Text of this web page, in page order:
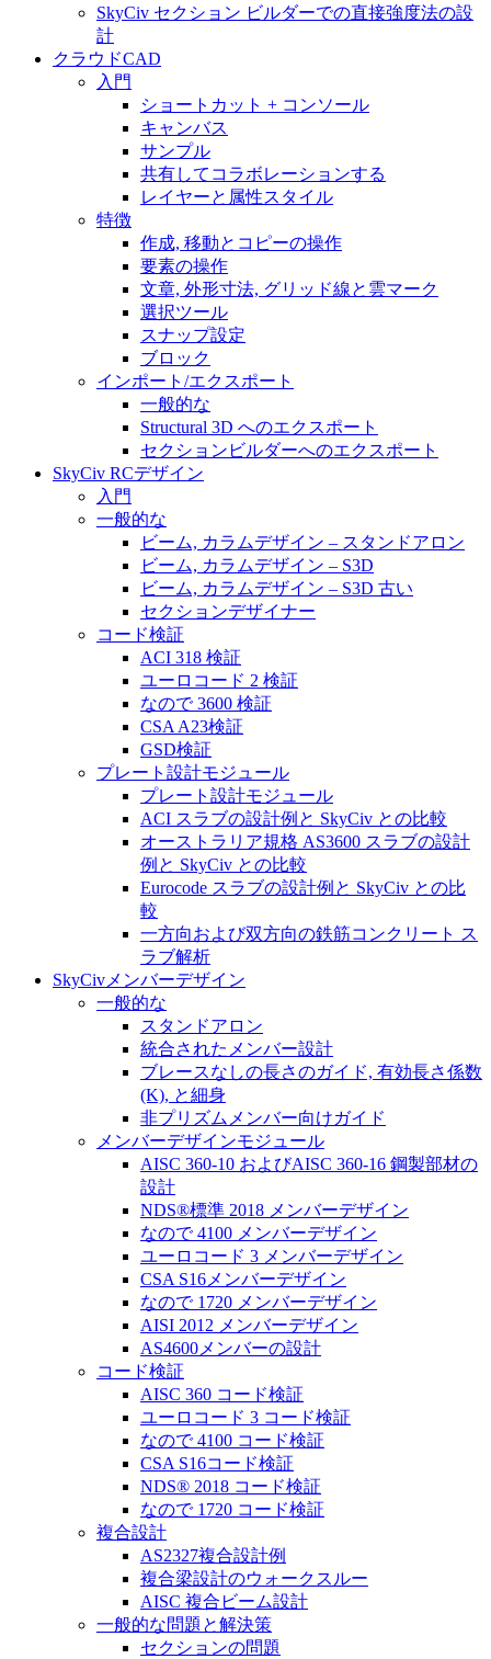
SkyCiv セクション ビルダーでの直接強度法の設
計
クラウドCAD
入門
ショートカット + コンソール
キャンバス
サンプル
共有してコラボレーションする
レイヤーと属性スタイル
特徴
作成, 移動とコピーの操作
要素の操作
文章, 外形寸法, グリッド線と雲マーク
選択ツール
スナップ設定
ブロック
インポート/エクスポート
一般的な
Structural 3D へのエクスポート
セクションビルダーへのエクスポート
SkyCiv RCデザイン
入門
一般的な
ビーム, カラムデザイン – スタンドアロン
ビーム, カラムデザイン – S3D
ビーム, カラムデザイン – S3D 古い
セクションデザイナー
コード検証
ACI 318 検証
ユーロコード 2 検証
なので 3600 検証
CSA A23検証
GSD検証
プレート設計モジュール
プレート設計モジュール
ACI スラブの設計例と SkyCiv との比較
オーストラリア規格 AS3600 スラブの設計
例と SkyCiv との比較
Eurocode スラブの設計例と SkyCiv との比
較
一方向および双方向の鉄筋コンクリート ス
ラブ解析
SkyCivメンバーデザイン
一般的な
スタンドアロン
統合されたメンバー設計
ブレースなしの長さのガイド, 有効長さ係数
(K), と細身
非プリズムメンバー向けガイド
メンバーデザインモジュール
AISC 360-10 およびAISC 360-16 鋼製部材の
設計
NDS®標準 2018 メンバーデザイン
なので 4100 メンバーデザイン
ユーロコード 3 メンバーデザイン
CSA S16メンバーデザイン
なので 1720 メンバーデザイン
AISI 2012 メンバーデザイン
AS4600メンバーの設計
コード検証
AISC 360 コード検証
ユーロコード 3 コード検証
なので 4100 コード検証
CSA S16コード検証
NDS® 2018 コード検証
なので 1720 コード検証
複合設計
AS2327複合設計例
複合梁設計のウォークスルー
AISC 複合ビーム設計
一般的な問題と解決策
セクションの問題